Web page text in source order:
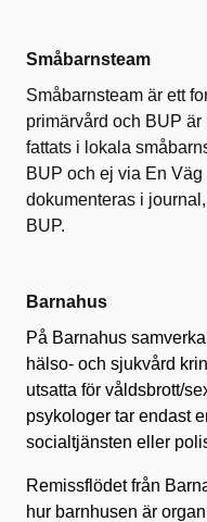
Småbarnsteam
Småbarnsteam är ett
primärvård och BUP
fattats i lokala
BUP och ej via En
dokumenteras i
BUP.
Barnahus
På Barnahus
hälso- och sjukvård
utsatta för våldsbrott/
psykologer tar endast
socialtjänsten eller
Remissflödet från
hur barnhusen är